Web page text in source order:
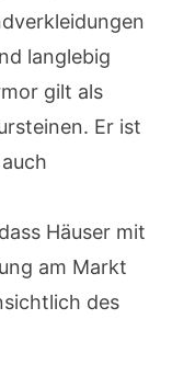
langlebig
gilt als
Er ist
Häuser mit
am Markt
des